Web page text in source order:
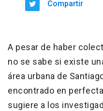
Compartir
A pesar de haber
no se sabe si existe
área urbana de
encontrado en
sugiere a los